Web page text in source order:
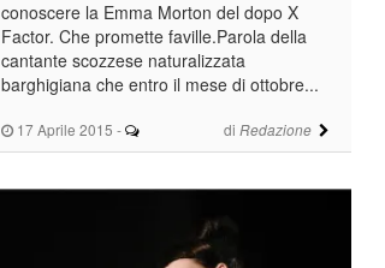
17 Aprile 2015 - di Redazione
conoscere la Emma Morton del dopo X
Factor. Che promette faville.Parola della
cantante scozzese naturalizzata
barghigiana che entro il mese di ottobre...